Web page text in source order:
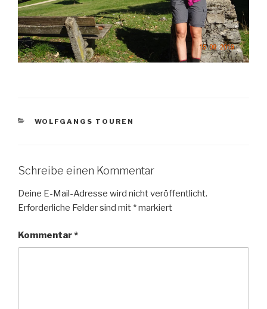
KATEGORIEN
WOLFGANGS TOUREN
Schreibe einen Kommentar
Deine E-Mail-Adresse wird nicht veröffentlicht.
Erforderliche Felder sind mit *markiert
Kommentar*